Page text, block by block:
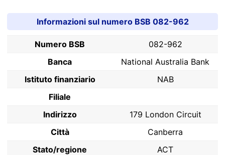
Informazioni sul numero BSB 082-962
Numero BSB
082-962
Banca
National Australia Bank
Istituto finanziario
NAB
Filiale
Indirizzo
179 London Circuit
Città
Canberra
Stato/regione
ACT